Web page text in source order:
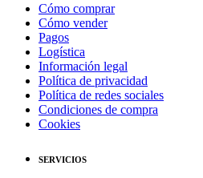
Cómo comprar
Cómo vender
Pagos
Logística
Información legal
Política de privacidad
Política de redes sociales
Condiciones de compra
Cookies
SERVICIOS